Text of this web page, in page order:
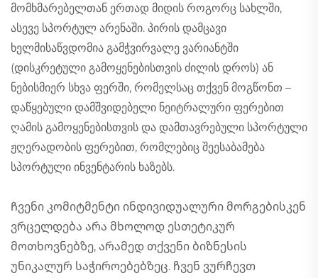
მომხმარებელთან ერთად მიდის როგორც სახლში,
ასევე სპორტულ არენაში. პირის დამცავი
ხელმისაწვდომია გამჭვირვალე ვარიანტში
(დისკრეტული გამოყენებისთვის ძილის დროს) ან
ნებისმიერ სხვა ფერში, რომელსაც თქვენ მოგწონთ –
დაწყებული დამშვიდებელი ნეიტრალური ფერებით
ღამის გამოყენებისთვის და დამთავრებული სპორტული
ჟღერადობის ფერებით, რომლებიც შეესაბამება
სპორტული ინვენტარის ხაზებს.
Ჩვენი კომიტმენტი ინდივიდუალური მორგებისკენ
ვრცელდება არა მხოლოდ ესთეტიკურ
მოთხოვნებზე, არამედ თქვენი ბიზნესის
უნიკალურ საჭიროებებზეც. ჩვენ ვურჩევთ